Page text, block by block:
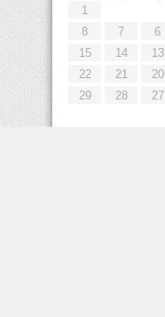
1
6
7
8
13
14
15
20
21
22
27
28
29